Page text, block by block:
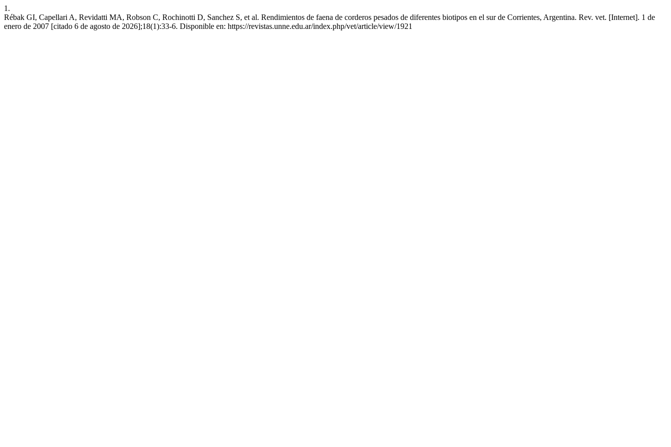
1.
Rébak GI, Capellari A, Revidatti MA, Robson C, Rochinotti D, Sanchez S, et al. Rendimientos de faena de corderos pesados de diferentes biotipos en el sur de Corrientes, Argentina. Rev. vet. [Internet]. 1 de
enero de 2007 [citado 6 de agosto de 2026];18(1):33-6. Disponible en: https://revistas.unne.edu.ar/index.php/vet/article/view/1921